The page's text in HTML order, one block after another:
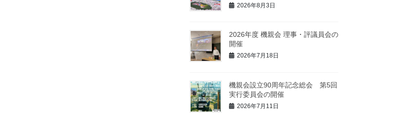
2026年8月3日
2026年度 機親会 理事・評議員会の
開催
2026年7月18日
機親会設立90周年記念総会 第5回
実行委員会の開催
2026年7月11日